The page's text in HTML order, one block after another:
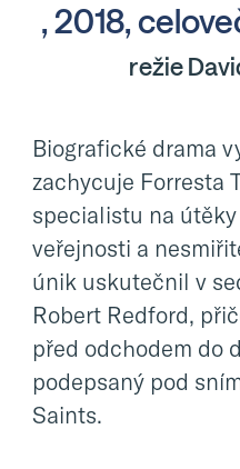
, 2018,
režie
Biografické drama
zachycuje Forresta
specialistu na
veřejnosti a
únik uskutečnil v
Robert Redford,
před odchodem do
podepsaný pod
Saints.